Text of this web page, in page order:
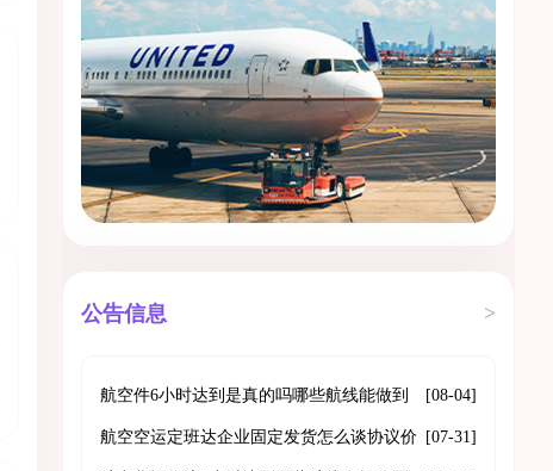
公告信息 >
航空件6小时达到是真的吗哪些航线能做到
门到门
[08-04]
航空空运定班达企业固定发货怎么谈协议价 [07-31]